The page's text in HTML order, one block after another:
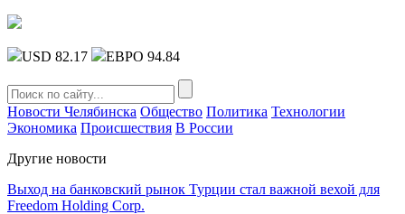
USD 82.17 ЕВРО 94.84
Новости Челябинска Общество Политика Технологии
Экономика Происшествия В России
Другие новости
Выход на банковский рынок Турции стал важной вехой для
Freedom Holding Corp.